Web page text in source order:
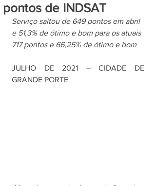
pontos de INDSAT
Serviço saltou de 649 pontos em abril
e 51,3% de ótimo e bom para os atuais
717 pontos e 66,25% de ótimo e bom
JULHO DE 2021 – CIDADE DE
GRANDE PORTE